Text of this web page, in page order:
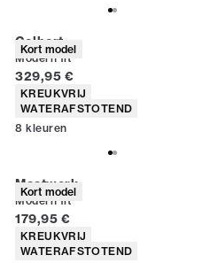
Kort model
Colbert
Modern fit
Huidige prijs
329,95 €
Producteigenschappen
KREUKVRIJ
WATERAFSTOTEND
8 kleuren
Kort model
Maatwerk
Modern fit
Huidige prijs
179,95 €
Producteigenschappen
KREUKVRIJ
WATERAFSTOTEND